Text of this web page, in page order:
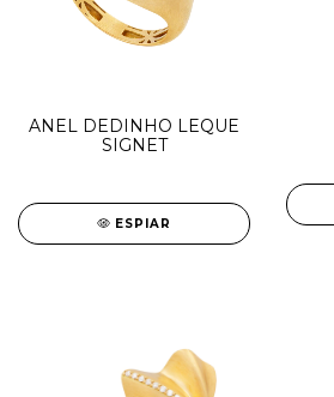
ANEL DEDINHO LEQUE
SIGNET
ESPIAR